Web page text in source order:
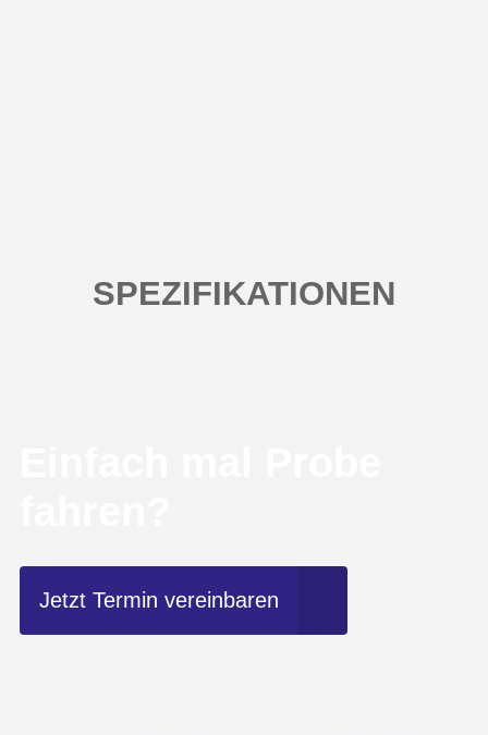
SPEZIFIKATIONEN
Jetzt Termin vereinbaren